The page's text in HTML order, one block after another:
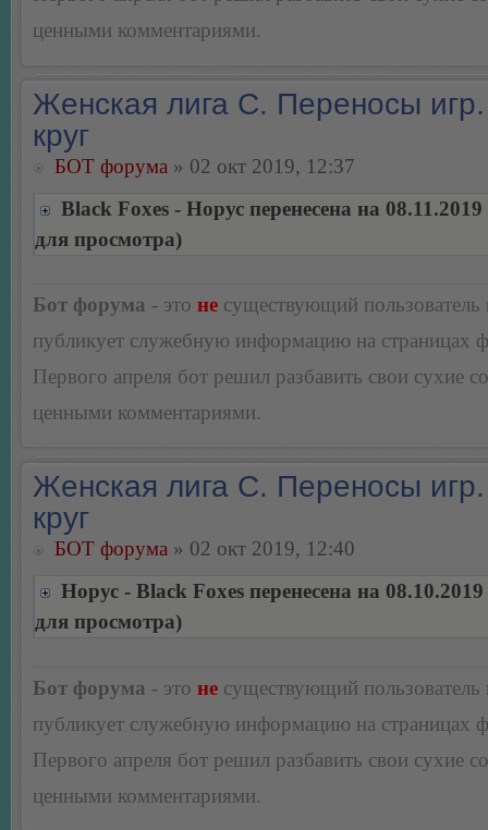
ценными комментариями.
Женская лига С. Переносы
круг
БОТ форума » 02 окт 2019, 12:37
Black Foxes - Норус перенесена на
для просмотра)
Бот форума - это не существующий пользователь
публикует служебную информацию на страницах
Первого апреля бот решил разбавить свои сухие
ценными комментариями.
Женская лига С. Переносы
круг
БОТ форума » 02 окт 2019, 12:40
Норус - Black Foxes перенесена на
для просмотра)
Бот форума - это не существующий пользователь
публикует служебную информацию на страницах
Первого апреля бот решил разбавить свои сухие
ценными комментариями.